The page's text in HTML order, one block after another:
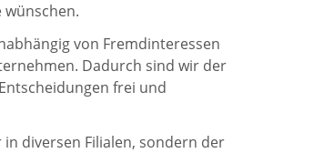
von Fremdinteressen
Dadurch sind wir der
frei und
diversen Filialen, sondern der